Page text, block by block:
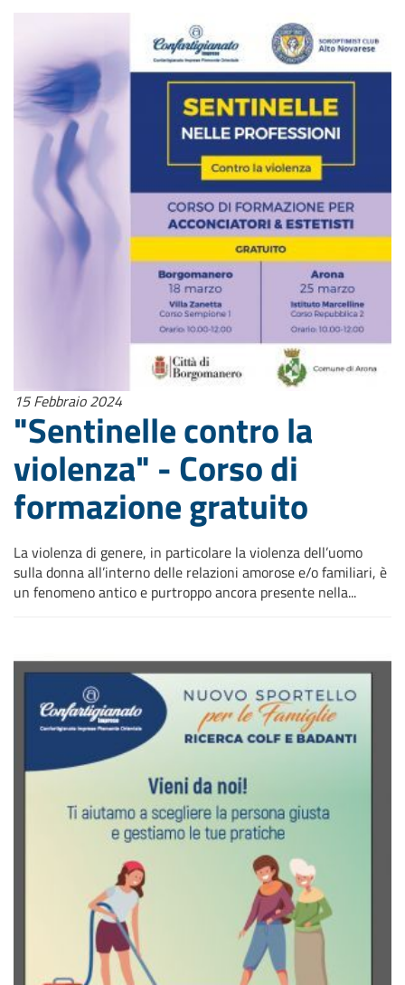
15 Febbraio 2024
"Sentinelle contro la
violenza" - Corso di
formazione gratuito
La violenza di genere, in particolare la violenza dell’uomo
sulla donna all’interno delle relazioni amorose e/o familiari, è
un fenomeno antico e purtroppo ancora presente nella...